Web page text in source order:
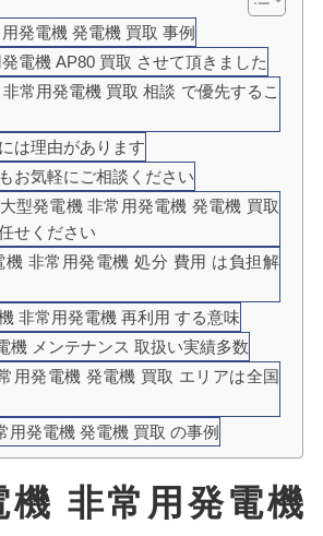
発電機 発電機 買取 事例
電機 AP80 買取 させて頂きました
常用発電機 買取 相談 で優先するこ
は理由があります
お気軽にご相談ください
型発電機 非常用発電機 発電機 買取
せください
機 非常用発電機 処分 費用 は負担解
非常用発電機 再利用 する意味
機 メンテナンス 取扱い実績多数
用発電機 発電機 買取 エリアは全国
用発電機 発電機 買取 の事例
機 非常用発電機